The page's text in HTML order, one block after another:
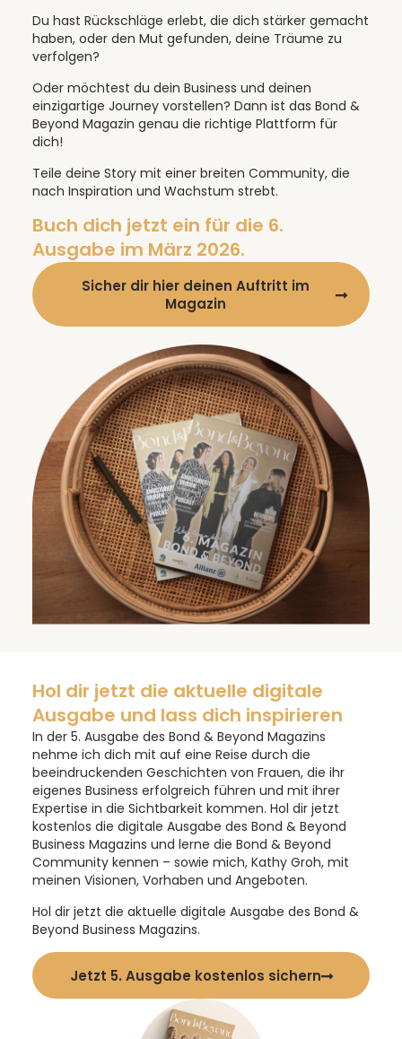
Du hast Rückschläge erlebt, die dich stärker gemacht
haben, oder den Mut gefunden, deine Träume zu
verfolgen?
Oder möchtest du dein Business und deinen
einzigartige Journey vorstellen? Dann ist das Bond &
Beyond Magazin genau die richtige Plattform für
dich!
Teile deine Story mit einer breiten Community, die
nach Inspiration und Wachstum strebt.
Buch dich jetzt ein für die 6.
Ausgabe im März 2026.
Sicher dir hier deinen Auftritt im
Magazin
Hol dir jetzt die aktuelle digitale
Ausgabe und lass dich inspirieren
In der 5. Ausgabe des Bond & Beyond Magazins
nehme ich dich mit auf eine Reise durch die
beeindruckenden Geschichten von Frauen, die ihr
eigenes Business erfolgreich führen und mit ihrer
Expertise in die Sichtbarkeit kommen. Hol dir jetzt
kostenlos die digitale Ausgabe des Bond & Beyond
Business Magazins und lerne die Bond & Beyond
Community kennen – sowie mich, Kathy Groh, mit
meinen Visionen, Vorhaben und Angeboten.
Hol dir jetzt die aktuelle digitale Ausgabe des Bond &
Beyond Business Magazins.
Jetzt 5. Ausgabe kostenlos sichern